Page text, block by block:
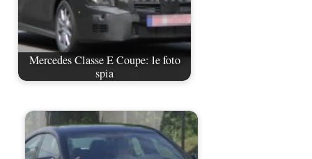
Mercedes Classe E Coupe: le foto
spia